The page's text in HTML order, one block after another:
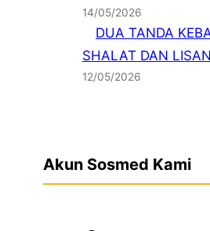
14/05/2026
DUA TANDA
SHALAT DAN LISAN
12/05/2026
Akun Sosmed Kami